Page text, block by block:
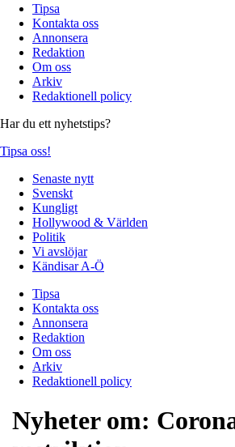
Tipsa
Kontakta oss
Annonsera
Redaktion
Om oss
Arkiv
Redaktionell policy
Har du ett nyhetstips?
Tipsa oss!
Senaste nytt
Svenskt
Kungligt
Hollywood & Världen
Politik
Vi avslöjar
Kändisar A-Ö
Tipsa
Kontakta oss
Annonsera
Redaktion
Om oss
Arkiv
Redaktionell policy
Nyheter om: